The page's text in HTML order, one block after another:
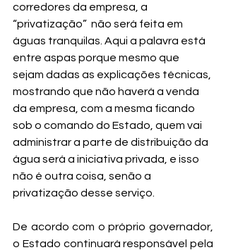
corredores da empresa, a
“privatização”  não será feita em
águas tranquilas. Aqui a palavra está
entre aspas porque mesmo que
sejam dadas as explicações técnicas,
mostrando que não haverá a venda
da empresa, com a mesma ficando
sob o comando do Estado, quem vai
administrar a parte de distribuição da
água será a iniciativa privada, e isso
não é outra coisa, senão a
privatização desse serviço.
De acordo com o próprio governador,
o Estado continuará responsável pela